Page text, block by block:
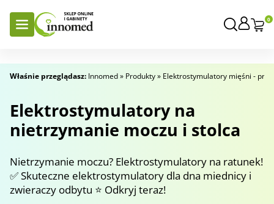
0
Właśnie przeglądasz: Innomed» Produkty» Elektrostymulatory mięśni -
Elektrostymulatory na
nietrzymanie moczu i stolca
Nietrzymanie moczu? Elektrostymulatory na ratunek!
✅ Skuteczne elektrostymulatory dla dna miednicy i
zwieraczy odbytu ⭐ Odkryj teraz!